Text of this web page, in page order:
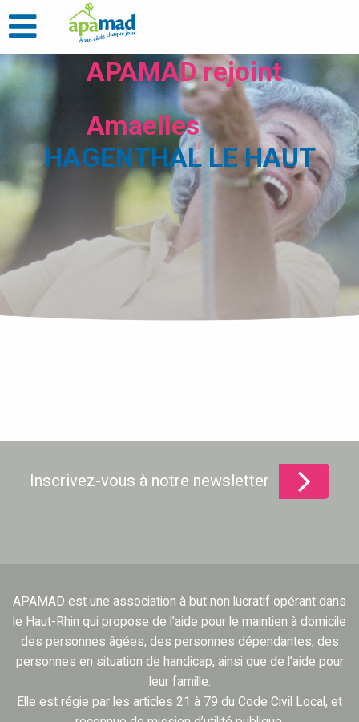
APAMAD rejoint
Amaelles
HAGENTHAL LE HAUT
Inscrivez-vous à notre newsletter
APAMAD est une association à but non lucratif opérant dans
le Haut-Rhin qui propose de l’aide pour le maintien à domicile
des personnes âgées, des personnes dépendantes, des
personnes en situation de handicap, ainsi que de l’aide pour
leur famille.
Elle est régie par les articles 21 à 79 du Code Civil Local, et